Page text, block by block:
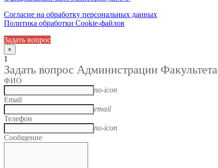
Согласие на обработку персональных данных
Политика обработки Cookie-файлов
Задать вопрос
×
1
Задать вопрос Администрации Факультета
ФИО
no-icon
Email
email
Телефон
no-icon
Сообщение